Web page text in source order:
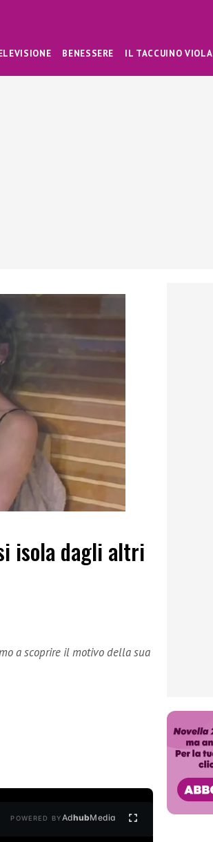
BENESSERE IL TACCUINO VIOLA
isola dagli altri
a scoprire il motivo della sua
POWERED BYAdhubMedia